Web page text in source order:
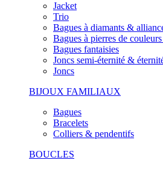
Jacket
Trio
Bagues à diamants &
Bagues à pierres de
Bagues fantaisies
Joncs semi-éternité &
Joncs
BIJOUX FAMILIAUX
Bagues
Bracelets
Colliers & pendentifs
BOUCLES